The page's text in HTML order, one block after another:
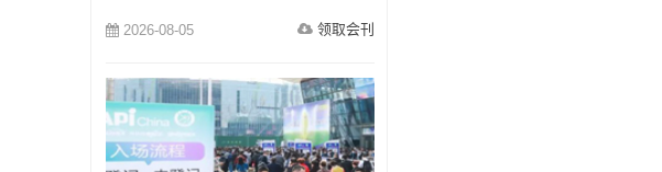
2026-08-05 领取会刊